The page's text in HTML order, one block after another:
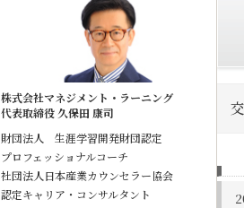
株式会社マネジメント・ラーニング
代表取締役 久保田 康司
財団法人 生涯学習開発財団認定
プロフェッショナルコーチ
社団法人日本産業カウンセラー協会
認定キャリア・コンサルタント